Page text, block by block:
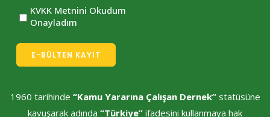
KVKK Metnini Okudum
Onayladım
E-BÜLTEN KAYIT
1960 tarihinde “Kamu Yararına Çalışan Dernek”statüsüne
kavuşarak adında “Türkiye” ifadesini kullanmaya hak